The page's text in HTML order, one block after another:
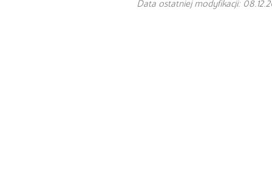
Data ostatniej modyfikacji: